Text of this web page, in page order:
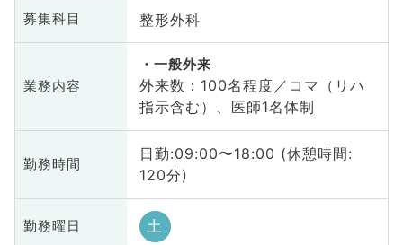
募集科目 整形外科
業務内容
一般外来
外来数：100名程度／コマ（リハ
指示含む）、医師1名体制
勤務時間
日勤:09:00〜18:00 (休憩時間:
120分)
勤務曜日 土